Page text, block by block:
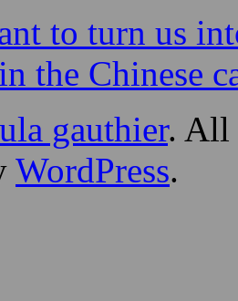
to turn us
the Chinese
gauthier. All
WordPress.